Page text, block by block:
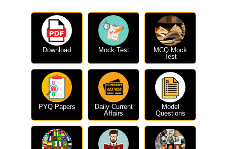
Download Mock Test
MCQ Mock
Test
PYQ Papers
Daily Current
Affairs
Model
Questions